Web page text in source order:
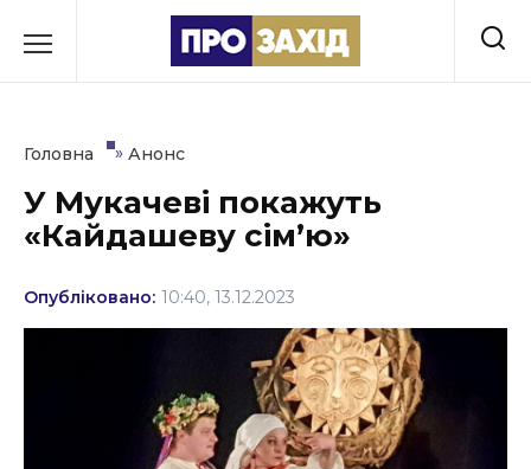
до
Культура
Освіта
Головна » Анонс
У Мукачеві покажуть
«Кайдашеву сім’ю»
Опубліковано: 10:40, 13.12.2023